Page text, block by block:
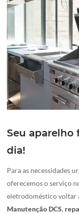
Seu
dia!
Para as necessidades
oferecemos o serviço
eletrodoméstico voltar
Manutenção DCS,